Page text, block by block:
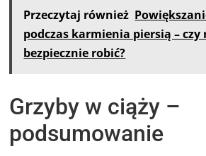
Przeczytaj również
podczas karmienia piersią – czy
bezpiecznie robić?
Grzyby w ciąży –
podsumowanie